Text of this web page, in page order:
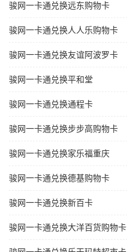
骏网一卡通兑换远东购物卡
骏网一卡通兑换人人乐购物卡
骏网一卡通兑换友谊阿波罗卡
骏网一卡通兑换平和堂
骏网一卡通兑换通程卡
骏网一卡通兑换步步高购物卡
骏网一卡通兑换家乐福重庆
骏网一卡通兑换德基购物卡
骏网一卡通兑换新百卡
骏网一卡通兑换大洋百货购物卡